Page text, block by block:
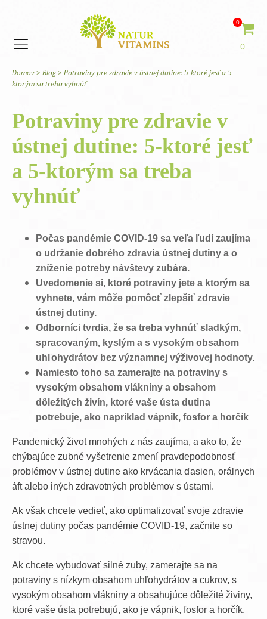
0
0
Domov> Blog> Potraviny pre zdravie v ústnej dutine: 5-ktoré jesť a 5-
ktorým sa treba vyhnúť
Potraviny pre zdravie v
ústnej dutine: 5-ktoré jesť
a 5-ktorým sa treba
vyhnúť
Počas pandémie COVID-19 sa veľa ľudí zaujíma
o udržanie dobrého zdravia ústnej dutiny a o
zníženie potreby návštevy zubára.
Uvedomenie si, ktoré potraviny jete a ktorým sa
vyhnete, vám môže pomôcť zlepšiť zdravie
ústnej dutiny.
Odborníci tvrdia, že sa treba vyhnúť sladkým,
spracovaným, kyslým a s vysokým obsahom
uhľohydrátov bez významnej výživovej hodnoty.
Namiesto toho sa zamerajte na potraviny s
vysokým obsahom vlákniny a obsahom
dôležitých živín, ktoré vaše ústa dutina
potrebuje, ako napríklad vápnik, fosfor a horčík
Pandemický život mnohých z nás zaujíma, a ako to, že
chýbajúce zubné vyšetrenie zmení pravdepodobnosť
problémov v ústnej dutine ako krvácania ďasien, orálnych
áft alebo iných zdravotných problémov s ústami.
Ak však chcete vedieť, ako optimalizovať svoje zdravie
ústnej dutiny počas pandémie COVID-19, začnite so
stravou.
Ak chcete vybudovať silné zuby, zamerajte sa na
potraviny s nízkym obsahom uhľohydrátov a cukrov, s
vysokým obsahom vlákniny a obsahujúce dôležité živiny,
ktoré vaše ústa potrebujú, ako je vápnik, fosfor a horčík.